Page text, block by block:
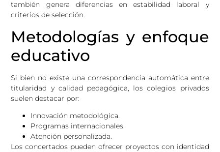
también genera diferencias en estabilidad laboral y
criterios de selección.
Metodologías y enfoque
educativo
Si bien no existe una correspondencia automática entre
titularidad y calidad pedagógica, los colegios privados
suelen destacar por:
Innovación metodológica.
Programas internacionales.
Atención personalizada.
Los concertados pueden ofrecer proyectos con identidad